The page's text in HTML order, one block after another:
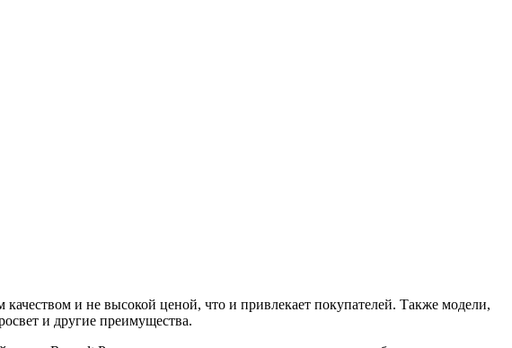
и не высокой ценой, что и привлекает покупателей. Также модели,
и другие преимущества.